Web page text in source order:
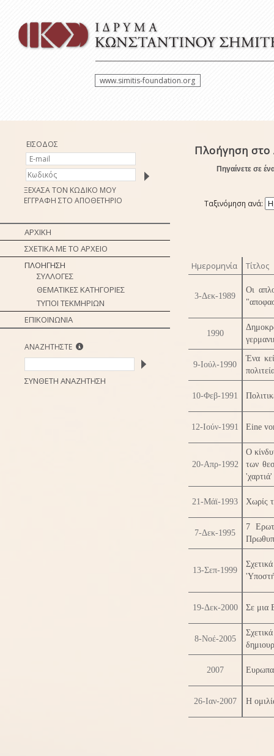
www.simitis-foundation.org
ΕΙΣΟΔΟΣ
ΞΕΧΑΣΑ ΤΟΝ ΚΩΔΙΚΟ ΜΟΥ
ΕΓΓΡΑΦΗ ΣΤΟ ΑΠΟΘΕΤΗΡΙΟ
ΑΡΧΙΚΗ
ΣΧΕΤΙΚΑ ΜΕ ΤΟ ΑΡΧΕΙΟ
ΠΛΟΗΓΗΣΗ
ΣΥΛΛΟΓΕΣ
ΘΕΜΑΤΙΚΕΣ ΚΑΤΗΓΟΡΙΕΣ
ΤΥΠΟΙ ΤΕΚΜΗΡΙΩΝ
ΕΠΙΚΟΙΝΩΝΙΑ
ΑΝΑΖΗΤΗΣΤΕ
ΣΥΝΘΕΤΗ ΑΝΑΖΗΤΗΣΗ
Πλοήγηση
Πηγαίνετε σε
Ταξινόμηση ανά:
Ημερομηνία Τίτλος
3-Δεκ-1989
Οι
1990
9-Ιούλ-1990
Ένα
10-Φεβ-1991
12-Ιούν-1991 Eine
20-Απρ-1992
Ο
των
21-Μάϊ-1993 Χωρίς
7-Δεκ-1995
7
13-Σεπ-1999
19-Δεκ-2000 Σε μια
8-Νοέ-2005
2007
26-Ιαν-2007 Η